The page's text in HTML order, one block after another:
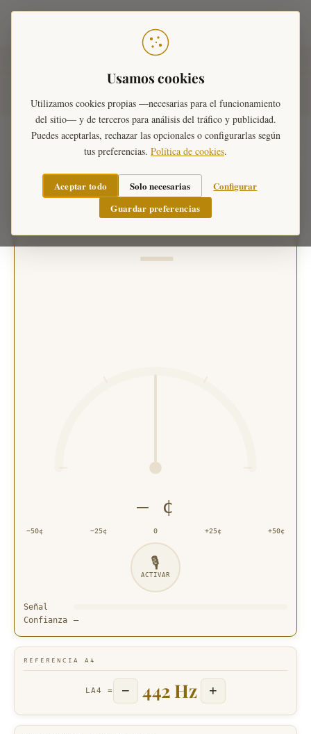
Usamos cookies
Utilizamos cookies propias —necesarias para el funcionamiento
del sitio— y de terceros para análisis del tráfico y publicidad.
Puedes aceptarlas, rechazar las opcionales o configurarlas según
tus preferencias. Política de cookies.
Aceptar todo Solo necesarias
Configurar
Guardar preferencias
PANTALLA COMPLETA
NOTA REAL
—
— ¢
−50¢ −25¢ 0 +25¢ +50¢
🎙
ACTIVAR
Señal
Confianza
—
REFERENCIA A4
LA4 = − 442 Hz +